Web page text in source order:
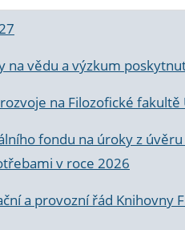
vědu a výzkum
na Filozofické
fondu na úroky z
v roce 2026
a provozní řád Knihovny